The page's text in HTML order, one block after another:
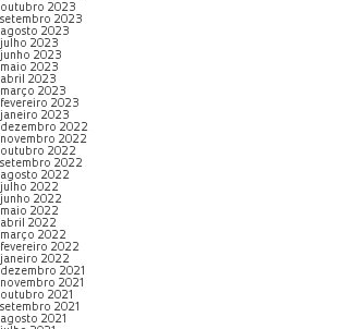
outubro 2023
setembro 2023
agosto 2023
julho 2023
junho 2023
maio 2023
abril 2023
março 2023
fevereiro 2023
janeiro 2023
dezembro 2022
novembro 2022
outubro 2022
setembro 2022
agosto 2022
julho 2022
junho 2022
maio 2022
abril 2022
março 2022
fevereiro 2022
janeiro 2022
dezembro 2021
novembro 2021
outubro 2021
setembro 2021
agosto 2021